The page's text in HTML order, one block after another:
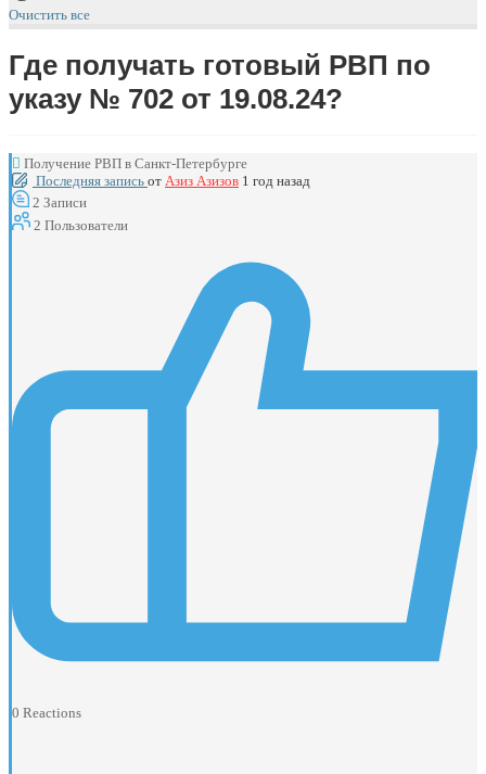
Очистить все
Где получать готовый РВП по
указу № 702 от 19.08.24?
Получение РВП в Санкт-Петербурге
Последняя запись от Азиз Азизов 1 год назад
2 Записи
2 Пользователи
0 Reactions